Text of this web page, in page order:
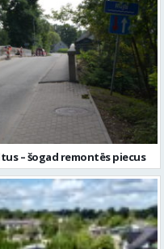
– šogad remontēs piecus